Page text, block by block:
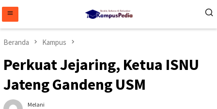
konten
Beranda Kampus
Perkuat Jejaring, Ketua ISNU
Jateng Gandeng USM
Melani